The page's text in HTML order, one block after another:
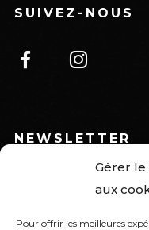
Gérer
aux
Pour offrir les meilleures
SUIVEZ-NOUS
NEWSLETTER
Renseignez votre